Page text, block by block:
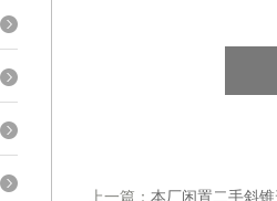
上一篇： 本厂闲置二手斜